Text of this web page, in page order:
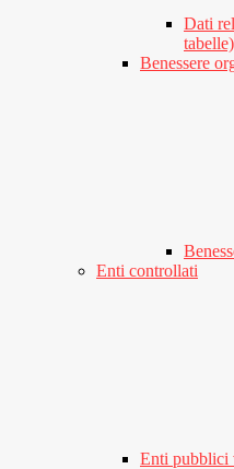
Dati
tabelle)
Benessere
Enti controllati
Enti pubblici